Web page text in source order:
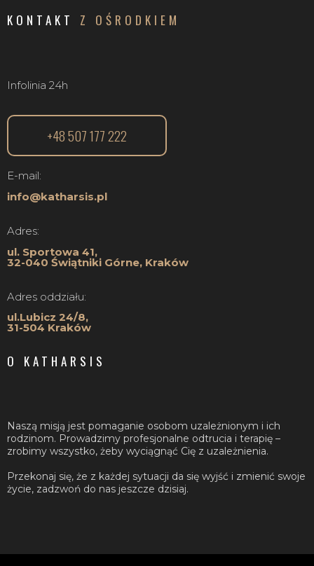
KONTAKT Z OŚRODKIEM
Infolinia 24h
+48 507 177 222
E-mail:
info@katharsis.pl
Adres:
ul. Sportowa 41,
32-040 Świątniki Górne, Kraków
Adres oddziału:
ul.Lubicz 24/8,
31-504 Kraków
O KATHARSIS
Naszą misją jest pomaganie osobom uzależnionym i ich
rodzinom. Prowadzimy profesjonalne odtrucia i terapię –
zrobimy wszystko, żeby wyciągnąć Cię z uzależnienia.
Przekonaj się, że z każdej sytuacji da się wyjść i zmienić swoje
życie, zadzwoń do nas jeszcze dzisiaj.